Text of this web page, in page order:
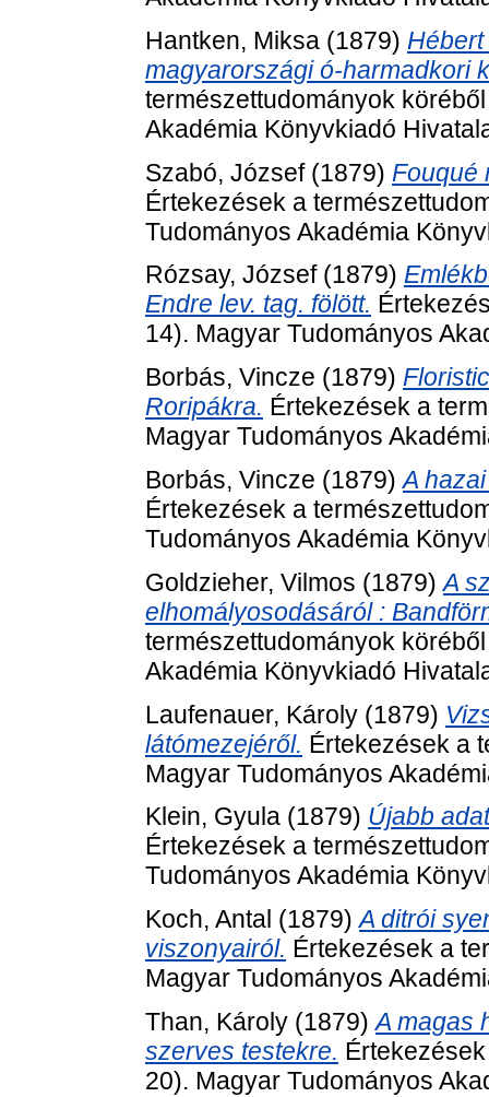
Hantken, Miksa (1879)
magyarországi ó-harmadkori
természettudományok
Akadémia Könyvkiadó
Szabó, József(1879) Fouqué
Értekezések a
Tudományos Akadémia
Rózsay, József(1879)
Endre lev. tag. fölött.
14). Magyar Tudományos
Borbás, Vincze (1879)
Roripákra. Értekezések a
Magyar Tudományos
Borbás, Vincze (1879)A
Értekezések a
Tudományos Akadémia
Goldzieher, Vilmos (1879)A
elhomályosodásáról :
természettudományok
Akadémia Könyvkiadó
Laufenauer, Károly (1879)
látómezejéről. Értekezések a
Magyar Tudományos
Klein, Gyula (1879) Újabb
Értekezések a
Tudományos Akadémia
Koch, Antal (1879)A ditrói
viszonyairól. Értekezések a
Magyar Tudományos
Than, Károly (1879)A magas
szerves testekre.
20). Magyar Tudományos